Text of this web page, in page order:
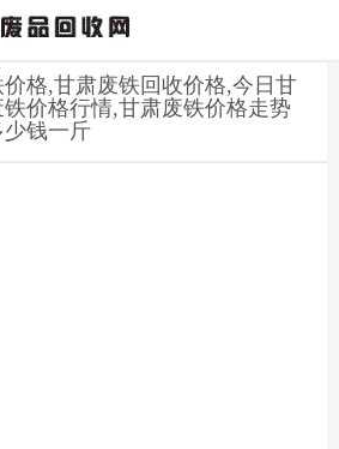
格,甘肃废铁回收价格,今日甘
价格行情,甘肃废铁价格走势
少钱一斤